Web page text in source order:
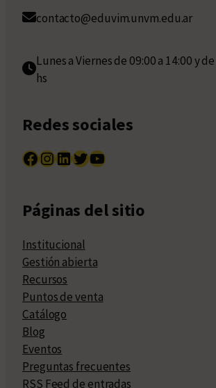
contacto@eduvim.unvm.edu.ar
Lunes a Viernes de 09:00 a 14:00 y
hs
Redes sociales
Facebook InstagramLinkedIn Twitter YouTube
Páginas del sitio
Institucional
Gestión abierta
Recursos
Puntos de venta
Catálogo
Blog
Eventos
Preguntas frecuentes
RSS Feed de entradas